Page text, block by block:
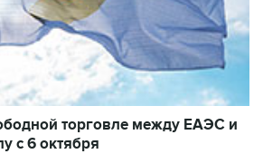
торговле между ЕАЭС и
с 6 октября